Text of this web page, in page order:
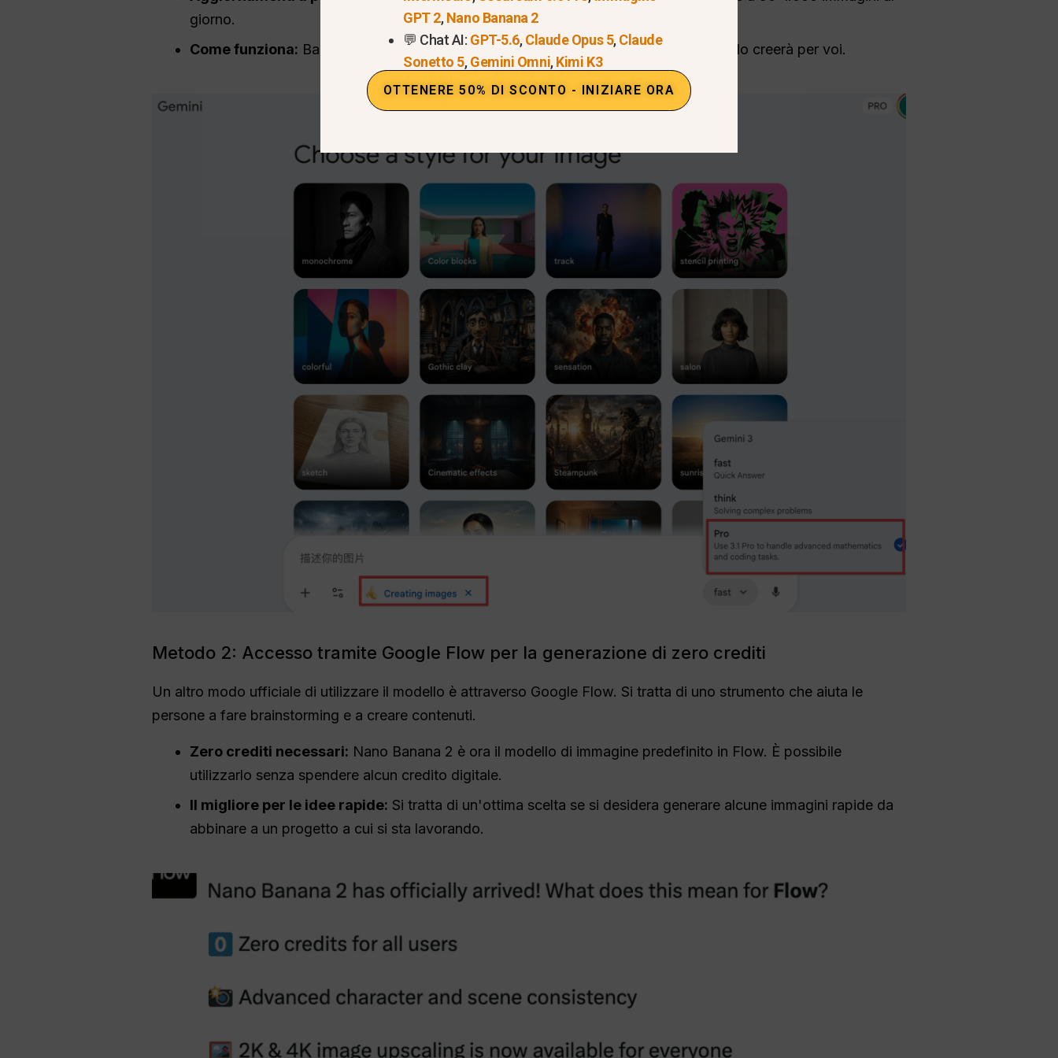
giorno.
Come funziona: Basta digitare ciò che si vuole vedere nella casella della chat e l'IA lo creerà per voi.
Metodo 2: Accesso tramite Google Flow per la generazione di zero crediti
Un altro modo ufficiale di utilizzare il modello è attraverso Google Flow. Si tratta di uno strumento che aiuta le
persone a fare brainstorming e a creare contenuti.
Zero crediti necessari: Nano Banana 2 è ora il modello di immagine predefinito in Flow. È possibile
utilizzarlo senza spendere alcun credito digitale.
Il migliore per le idee rapide: Si tratta di un'ottima scelta se si desidera generare alcune immagini rapide da
abbinare a un progetto a cui si sta lavorando.
GPT 2,Nano Banana 2
💬 Chat AI: GPT-5.6,Claude Opus 5,Claude
Sonetto 5,Gemini Omni,Kimi K3
OTTENERE 50% DI SCONTO - INIZIARE ORA